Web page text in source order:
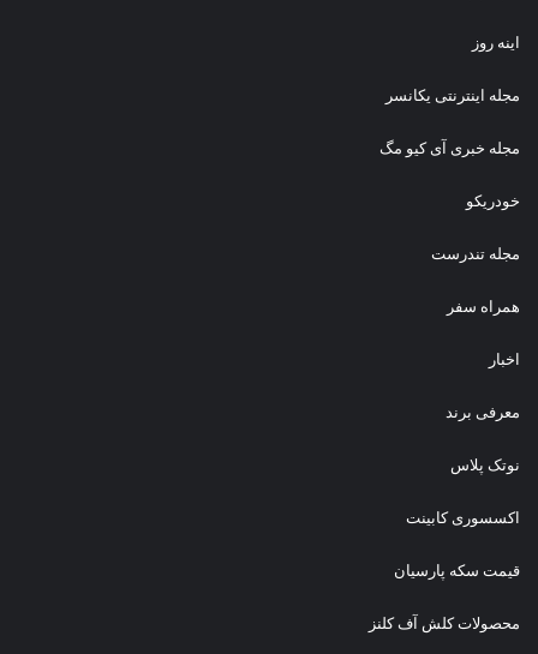
اینه روز
مجله اینترنتی یکانسر
مجله خبری آی کیو مگ
خودریکو
مجله‌ تندرست
همراه سفر
اخبار
معرفی برند
نوتک پلاس
اکسسوری کابینت
قیمت سکه پارسیان
محصولات کلش آف کلنز